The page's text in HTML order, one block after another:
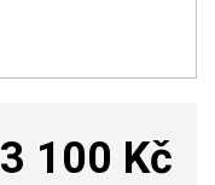
3 100 Kč